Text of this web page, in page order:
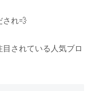
され💨
されている人気ブロ